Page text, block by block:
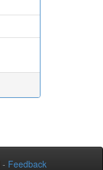
- Feedback